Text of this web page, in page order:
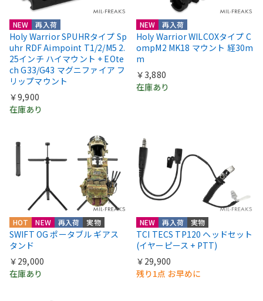
NEW 再入荷
Holy Warrior SPUHRタイプ Sp
uhr RDF Aimpoint T1/2/M5 2.
25インチ ハイマウント + EOte
ch G33/G43 マグニファイア フ
リップマウント
￥9,900
在庫あり
NEW 再入荷
Holy Warrior WILCOXタイプ C
ompM2 MK18 マウント 経30m
m
￥3,880
在庫あり
HOT NEW 再入荷 実物
SWIFT OG ポータブル ギアス
タンド
￥29,000
在庫あり
NEW 再入荷 実物
TCI TECS TP120 ヘッドセット
(イヤーピース + PTT)
￥29,900
残り1点 お早めに